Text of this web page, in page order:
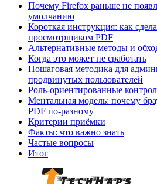
Почему Firefox раньше не
умолчанию
Короткая инструкция: как
просмотрщиком PDF
Альтернативные методы и
Когда это может не сработать
Пошаговая методика для
продвинутых пользователей
Роль‑ориентированные
Ментальная модель: почему
PDF по‑разному
Критерии приёмки
Факты: что важно знать
Частые вопросы
Итог